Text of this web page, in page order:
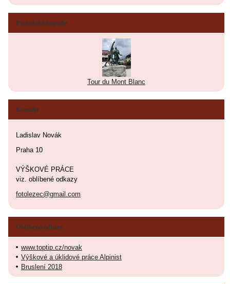
Poslední fotografie
Tour du Mont Blanc
Kontakt
Ladislav Novák
Praha 10
VÝŠKOVÉ PRÁCE
viz. oblíbené odkazy
fotolezec@gmail.com
Oblíbené odkazy
www.toptip.cz/novak
Výškové a úklidové práce Alpinist
Bruslení 2018